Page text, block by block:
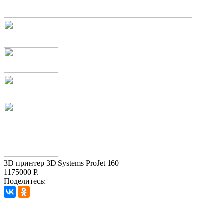
3D принтер 3D Systems ProJet 160
1175000 Р.
Поделитесь: